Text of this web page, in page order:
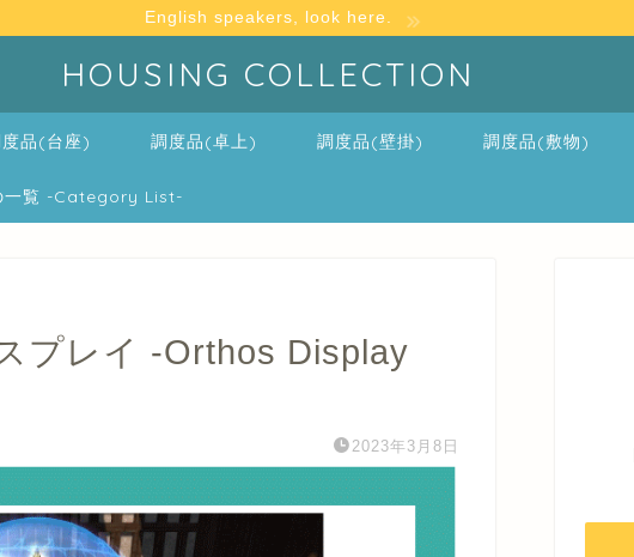
English speakers, look here.
HOUSING COLLECTION
品(台座) 調度品(卓上) 調度品(壁掛) 調度品(敷物)
一覧 -Category List-
プレイ -Orthos Display
2023年3月8日